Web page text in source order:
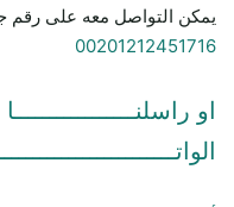
يمكن التواصل معه على رقم
00201212451716
او